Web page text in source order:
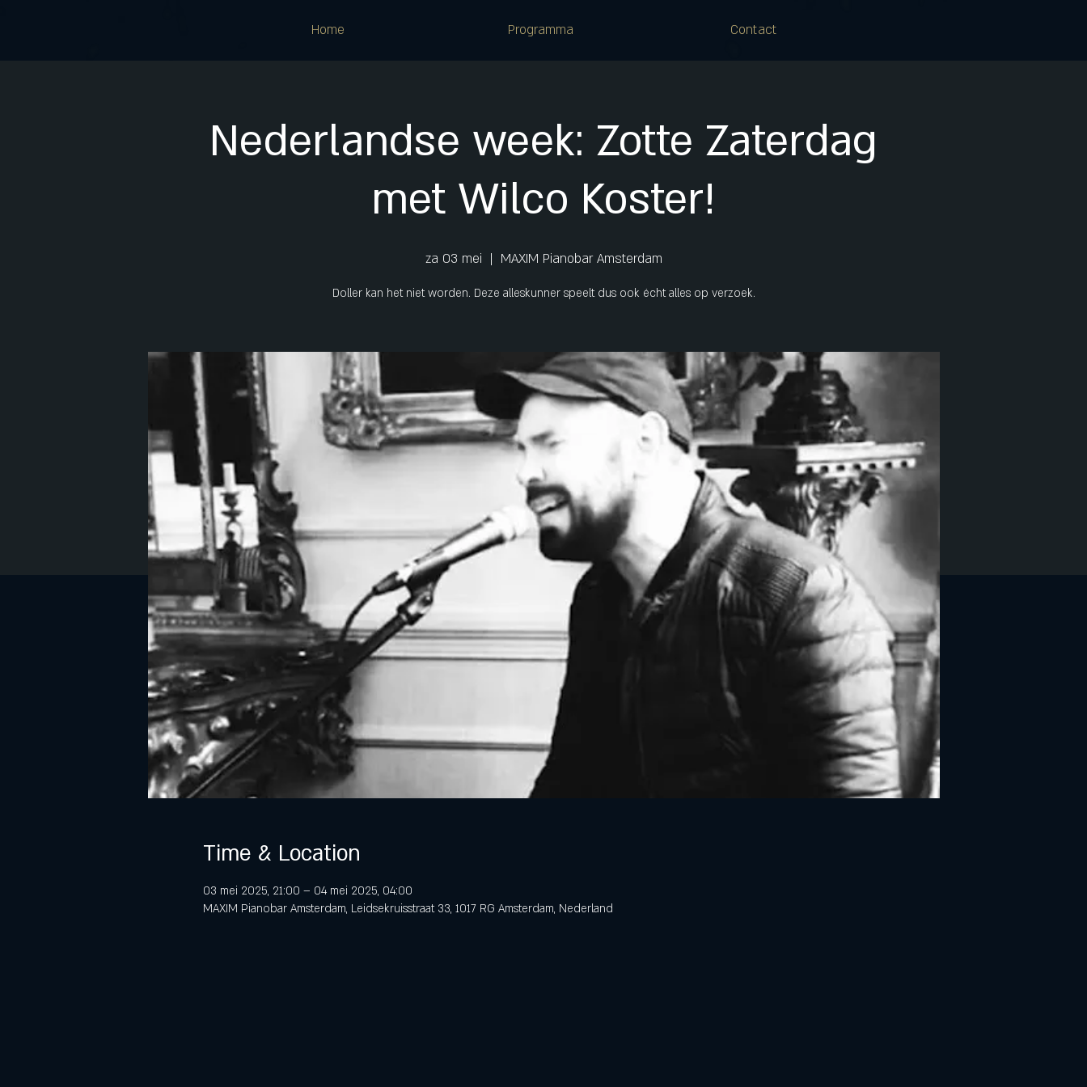
Home Programma Contact
Nederlandse week: Zotte Zaterdag
met Wilco Koster!
za 03 mei
  |
MAXIM Pianobar Amsterdam
Doller kan het niet worden. Deze alleskunner speelt dus ook écht alles op verzoek.
Time & Location
03 mei 2025, 21:00 – 04 mei 2025, 04:00
MAXIM Pianobar Amsterdam, Leidsekruisstraat 33, 1017 RG Amsterdam, Nederland